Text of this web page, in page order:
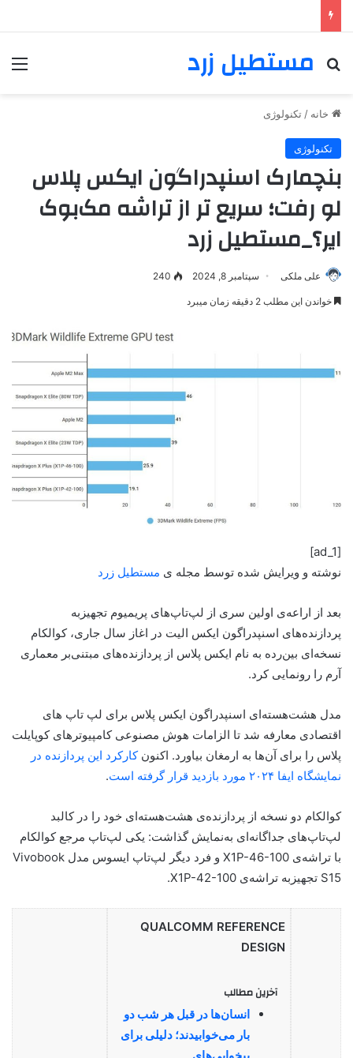
مستطیل زرد
خانه / تکنولوژی
تکنولوژی
بنچمارک اسنپدراگون ایکس پلاس
لو رفت؛ سریع تر از تراشه مک‌بوک
ایر؟_مستطیل زرد
علی ملکی سپتامبر 8, 2024 240
خواندن این مطلب 2 دقیقه زمان میبرد
[ad_1]
نوشته و ویرایش شده توسط مجله ی مستطیل زرد
بعد از اراعه‌ی اولین سری از لپ‌تاپ‌های پریمیوم تجهیزبه
پردازنده‌های اسنپدراگون ایکس الیت در اغاز سال جاری، کوالکام
نسخه‌ای بین‌رده به نام ایکس پلاس از پردازنده‌های مبتنی‌بر معماری
آرم را رونمایی کرد.
مدل هشت‌هسته‌ای اسنپدراگون ایکس پلاس برای لپ‌ تاپ‌ های
اقتصادی معارفه شد تا الزامات هوش مصنوعی کامپیوترهای کوپایلت‌
پلاس را برای آن‌ها به ارمغان بیاورد. اکنونکارکرد این پردازنده در
نمایشگاه ایفا ۲۰۲۴ مورد بازدید قرار گرفته است
.
کوالکام دو نسخه از پردازنده‌ی هشت‌هسته‌ای خود را در کالبد
لپ‌تاپ‌های جداگانه‌ای به‌نمایش گذاشت: یکی لپ‌تاپ مرجع کوالکام
با تراشه‌ی X1P-46-100 و فرد دیگر لپ‌تاپ ایسوس مدل Vivobook
S15 تجهیزبه تراشه‌ی X1P-42-100.
QUALCOMM REFERENCE
DESIGN
آخرین مطالب
انسان‌ها در قبل هر شب دو
بار می‌خوابیدند؛ دلیلی برای